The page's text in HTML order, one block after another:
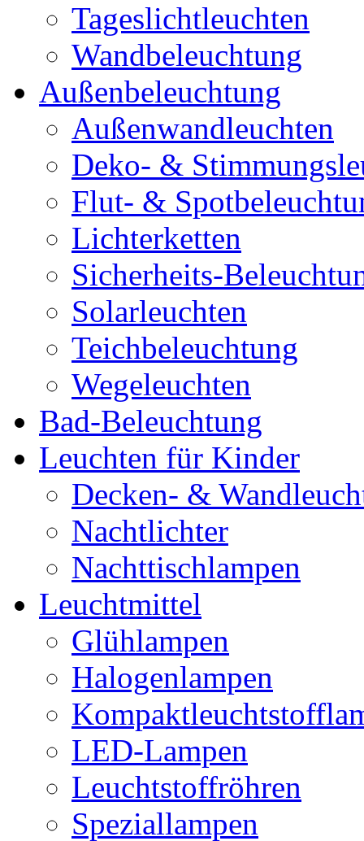
Tageslichtleuchten
Wandbeleuchtung
Außenbeleuchtung
Außenwandleuchten
Deko- &
Flut- &
Lichterketten
Sicherheits-
Solarleuchten
Teichbeleuchtung
Wegeleuchten
Bad-Beleuchtung
Leuchten für Kinder
Decken- &
Nachtlichter
Nachttischlampen
Leuchtmittel
Glühlampen
Halogenlampen
LED-Lampen
Leuchtstoffröhren
Speziallampen